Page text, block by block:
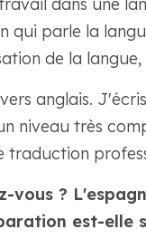
qui parle la
de la langue,
anglais.
niveau très
traduction
?
est-elle